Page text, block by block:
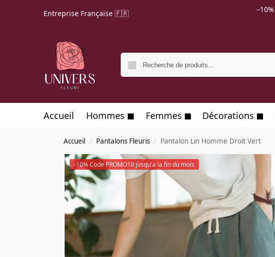
Entreprise Française 🇫🇷 –10%
Accueil Hommes Femmes Décorations
Accueil / Pantalons Fleuris / Pantalon Lin Homme Droit Vert
-10% Code PROMO10 jusqu'a la fin du mois